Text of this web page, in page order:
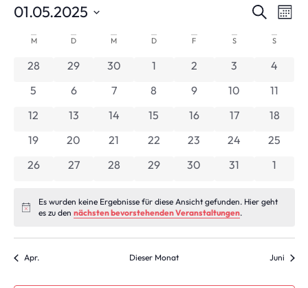
Suche
und
SucheMonat
01.05.2025
wählen.
Kalender
von
Veranstaltungen
M D M D F S S
0 Veranstaltungen
28 0 Veranstaltungen
29 0 Veranstaltungen
30 0 Veranstaltungen
1 0 Veranstaltungen
2 0
3 0
4
0 Veranstaltungen
5 0 Veranstaltungen
6 0 Veranstaltungen
7 0 Veranstaltungen
8 0 Veranstaltungen
9 0
10 0
11
0 Veranstaltungen
12 0 Veranstaltungen
13 0 Veranstaltungen
14 0 Veranstaltungen
15 0 Veranstaltungen
16 0
17 0
18
0 Veranstaltungen
19 0 Veranstaltungen
20 0 Veranstaltungen
21 0 Veranstaltungen
22 0 Veranstaltungen
23 0
24 0
25
0 Veranstaltungen
26 0 Veranstaltungen
27 0 Veranstaltungen
28 0 Veranstaltungen
29 0 Veranstaltungen
30 0
31 0
1
Hinweis
Es wurden keine Ergebnisse für diese Ansicht gefunden. Hier geht
es zu den nächsten bevorstehenden Veranstaltungen.
Apr. Dieser Monat Juni